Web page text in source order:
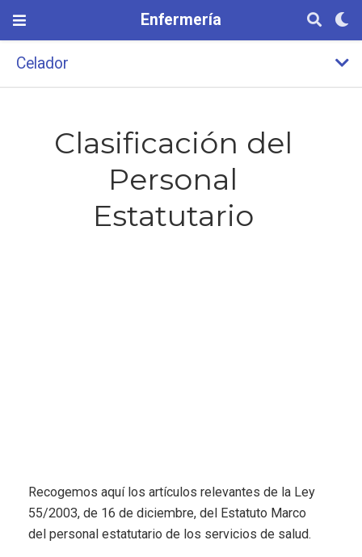
Enfermería
Celador
Clasificación del
Personal
Estatutario
Recogemos aquí los artículos relevantes de la Ley
55/2003, de 16 de diciembre, del Estatuto Marco
del personal estatutario de los servicios de salud.